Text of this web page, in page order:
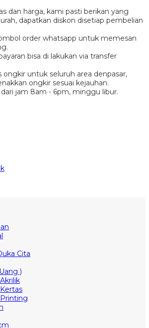
dan harga, kami pasti berikan yang
dapatkan diskon disetiap pembelian
order whatsapp untuk memesan
bisa di lakukan via transfer
ongkir untuk seluruh area denpasar,
ongkir sesuai kejauhan.
dari jam 8am - 6pm, minggu libur.
Cita
)